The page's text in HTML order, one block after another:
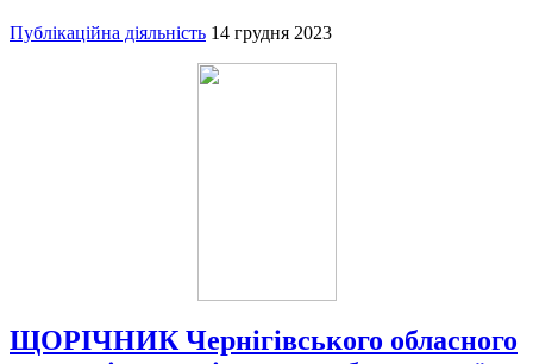
Публікаційна діяльність 14 грудня 2023
ЩОРІЧНИК Чернігівського обласного